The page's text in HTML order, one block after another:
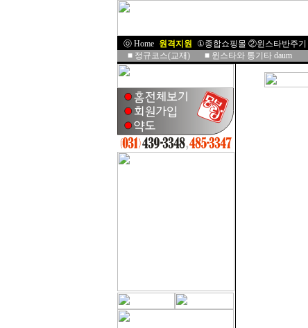
ⓞ Home 원격지원 ①종합쇼핑몰 ②윈스타반주기
■ 정규코스(교재) ■ 윈스타와 통기타 daum